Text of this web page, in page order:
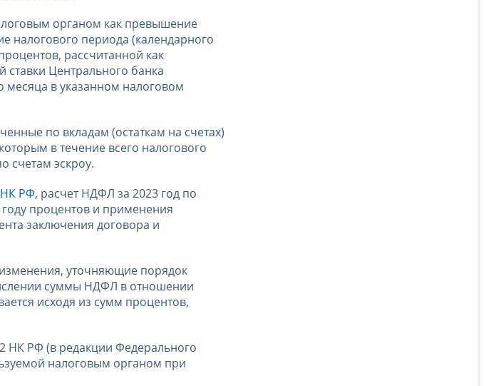
органом как превышение
налогового периода (календарного
рассчитанной как
Центрального банка
месяца в указанном налоговом
по вкладам (остаткам на счетах)
в течение всего налогового
счетам эскроу.
НК РФ, расчет НДФЛ за 2023 год по
процентов и применения
заключения договора и
уточняющие порядок
суммы НДФЛ в отношении
исходя из сумм процентов,
НК РФ (в редакции Федерального
налоговым органом при